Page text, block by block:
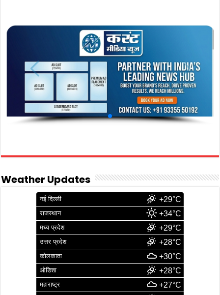
Weather Updates
नई दिल्ली +29°C
राजस्थान +34°C
मध्य प्रदेश +29°C
उत्तर प्रदेश +28°C
कोलकाता +30°C
ओडिशा +28°C
महाराष्ट्र +27°C